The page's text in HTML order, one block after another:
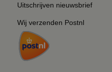
Uitschrijven nieuwsbrief
Wij verzenden Postnl